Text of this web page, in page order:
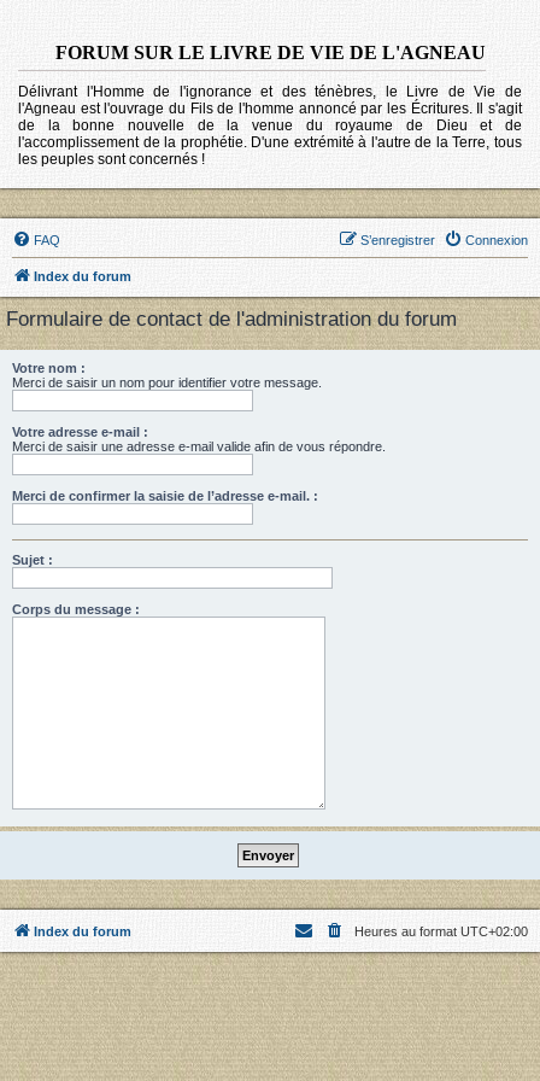
FORUM SUR LE LIVRE DE VIE DE L'AGNEAU
Délivrant l'Homme de l'ignorance et des ténèbres, le Livre de Vie de
l'Agneau est l'ouvrage du Fils de l'homme annoncé par les Écritures. Il s'agit
de la bonne nouvelle de la venue du royaume de Dieu et de
l'accomplissement de la prophétie. D'une extrémité à l'autre de la Terre, tous
les peuples sont concernés !
FAQ Connexion
S’enregistrer
Index du forum
Formulaire de contact de l'administration du forum
Votre nom :
Merci de saisir un nom pour identifier votre message.
Votre adresse e-mail :
Merci de saisir une adresse e-mail valide afin de vous répondre.
Merci de confirmer la saisie de l’adresse e-mail. :
Sujet :
Corps du message :
Index du forum Heures au format UTC+02:00